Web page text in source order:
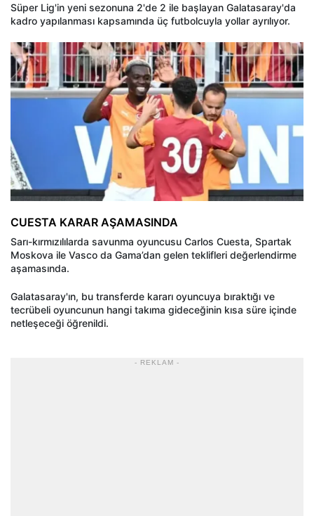
Süper Lig'in yeni sezonuna 2'de 2 ile başlayan Galatasaray'da
kadro yapılanması kapsamında üç futbolcuyla yollar ayrılıyor.
CUESTA KARAR AŞAMASINDA
Sarı-kırmızılılarda savunma oyuncusu Carlos Cuesta, Spartak
Moskova ile Vasco da Gama’dan gelen teklifleri değerlendirme
aşamasında.
Galatasaray'ın, bu transferde kararı oyuncuya bıraktığı ve
tecrübeli oyuncunun hangi takıma gideceğinin kısa süre içinde
netleşeceği öğrenildi.
- REKLAM -